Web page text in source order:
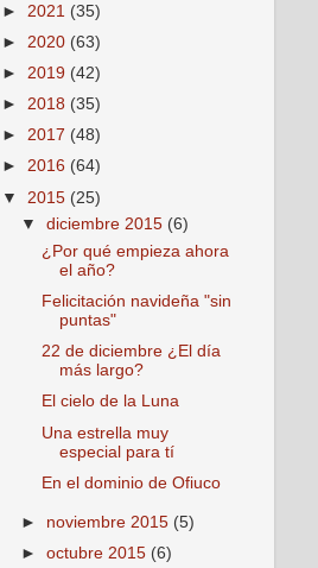
► 2021 (35)
► 2020 (63)
► 2019 (42)
► 2018 (35)
► 2017 (48)
► 2016 (64)
▼ 2015 (25)
▼diciembre 2015 (6)
¿Por qué empieza ahora
el año?
Felicitación navideña "sin
puntas"
22 de diciembre ¿El día
más largo?
El cielo de la Luna
Una estrella muy
especial para tí
En el dominio de Ofiuco
► noviembre 2015 (5)
►octubre 2015 (6)